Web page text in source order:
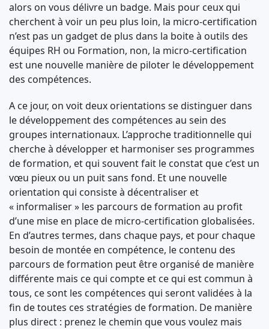
alors on vous délivre un badge. Mais pour ceux qui
cherchent à voir un peu plus loin, la micro-certification
n’est pas un gadget de plus dans la boite à outils des
équipes RH ou Formation, non, la micro-certification
est une nouvelle manière de piloter le développement
des compétences.
A ce jour, on voit deux orientations se distinguer dans
le développement des compétences au sein des
groupes internationaux. L’approche traditionnelle qui
cherche à développer et harmoniser ses programmes
de formation, et qui souvent fait le constat que c’est un
vœu pieux ou un puit sans fond. Et une nouvelle
orientation qui consiste à décentraliser et
« informaliser » les parcours de formation au profit
d’une mise en place de micro-certification globalisées.
En d’autres termes, dans chaque pays, et pour chaque
besoin de montée en compétence, le contenu des
parcours de formation peut être organisé de manière
différente mais ce qui compte et ce qui est commun à
tous, ce sont les compétences qui seront validées à la
fin de toutes ces stratégies de formation. De manière
plus direct : prenez le chemin que vous voulez mais